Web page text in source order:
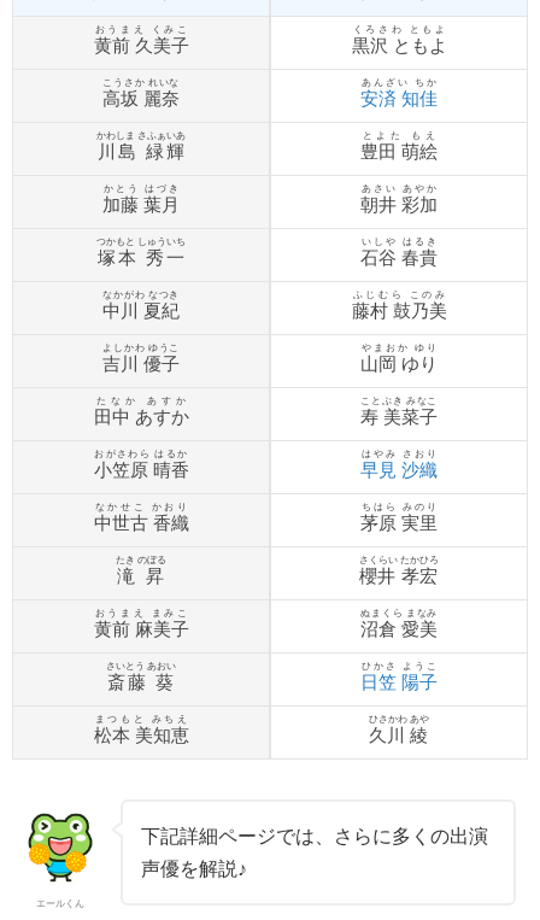
黄前 久美子
おうまえ くみこ
黒沢 ともよ
くろさわ ともよ
高坂 麗奈
こうさか れいな
安済 知佳
あんざい ちか
川島 緑輝
かわしま さふぁいあ
豊田 萌絵
とよた もえ
加藤 葉月
かとう はづき
朝井 彩加
あさい あやか
塚本 秀一
つかもと しゅういち
石谷 春貴
いしや はるき
中川 夏紀
なかがわ なつき
藤村 鼓乃美
ふじむら このみ
吉川 優子
よしかわ ゆうこ
山岡 ゆり
やまおか ゆり
田中 あすか
たなか あすか
寿 美菜子
ことぶき みなこ
小笠原 晴香
おがさわら はるか
早見 沙織
はやみ さおり
中世古 香織
なかせこ かおり
茅原 実里
ちはら みのり
滝 昇
たき のぼる
櫻井 孝宏
さくらい たかひろ
黄前 麻美子
おうまえ まみこ
沼倉 愛美
ぬまくら まなみ
斎藤 葵
さいとう あおい
日笠 陽子
ひかさ ようこ
松本 美知恵
まつもと みちえ
久川 綾
ひさかわ あや
エールくん
下記詳細ページでは、さらに多くの出演
声優を解説♪